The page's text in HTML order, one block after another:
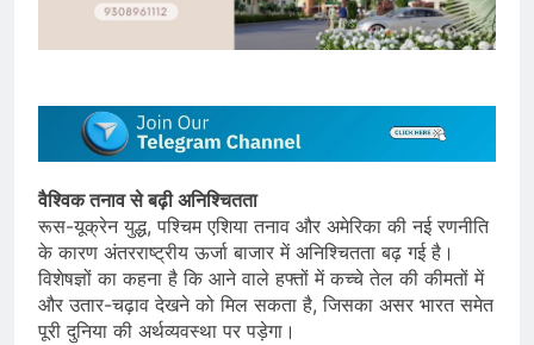
वैश्विक तनाव से बढ़ी अनिश्चितता
रूस-यूक्रेन युद्ध, पश्चिम एशिया तनाव और अमेरिका की नई रणनीति
के कारण अंतरराष्ट्रीय ऊर्जा बाजार में अनिश्चितता बढ़ गई है।
विशेषज्ञों का कहना है कि आने वाले हफ्तों में कच्चे तेल की कीमतों में
और उतार-चढ़ाव देखने को मिल सकता है, जिसका असर भारत समेत
पूरी दुनिया की अर्थव्यवस्था पर पड़ेगा।